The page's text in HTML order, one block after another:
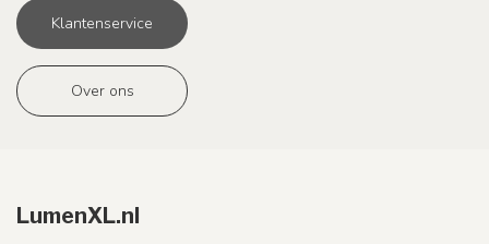
Klantenservice
Over ons
LumenXL.nl